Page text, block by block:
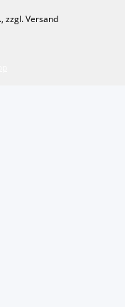
zzgl. Versand